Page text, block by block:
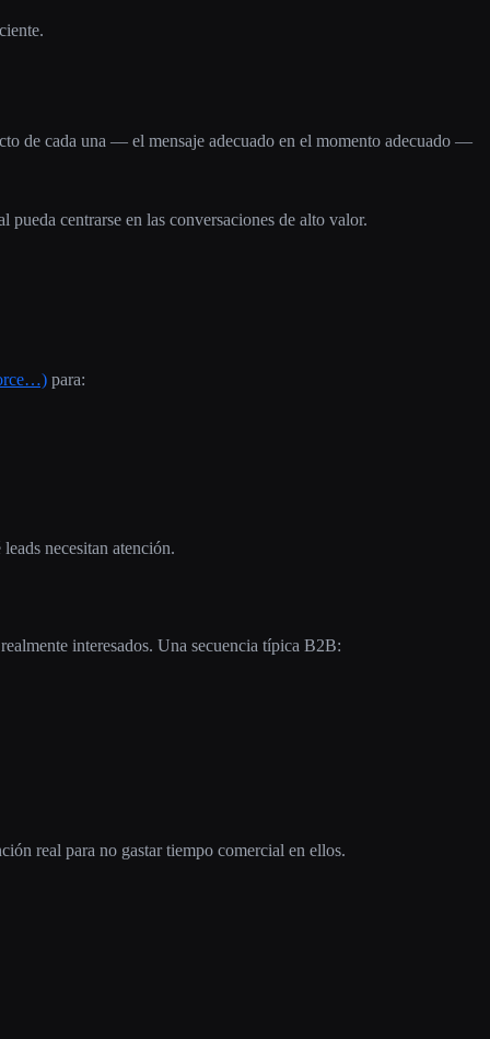
de cada una — el mensaje adecuado en el momento adecuado —
centrarse en las conversaciones de alto valor.
para:
necesitan atención.
interesados. Una secuencia típica B2B:
real para no gastar tiempo comercial en ellos.